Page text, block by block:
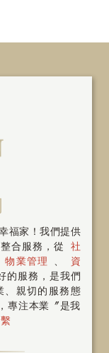
福家！我們提供
合服務，從
社
物業管理
資
的服務，是我們
、親切的服務態
專注本業〞是我